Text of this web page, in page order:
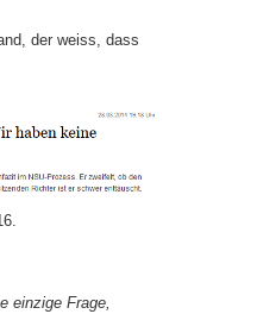
der weiss, dass
einzige Frage,